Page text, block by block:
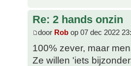
Re: 2 hands onzin
door Rob op 07 dec 2022
100% zever, maar
Ze willen 'iets